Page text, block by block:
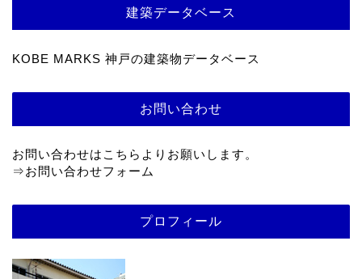
建築データベース
KOBE MARKS 神戸の建築物データベース
お問い合わせ
お問い合わせはこちらよりお願いします。
⇒お問い合わせフォーム
プロフィール